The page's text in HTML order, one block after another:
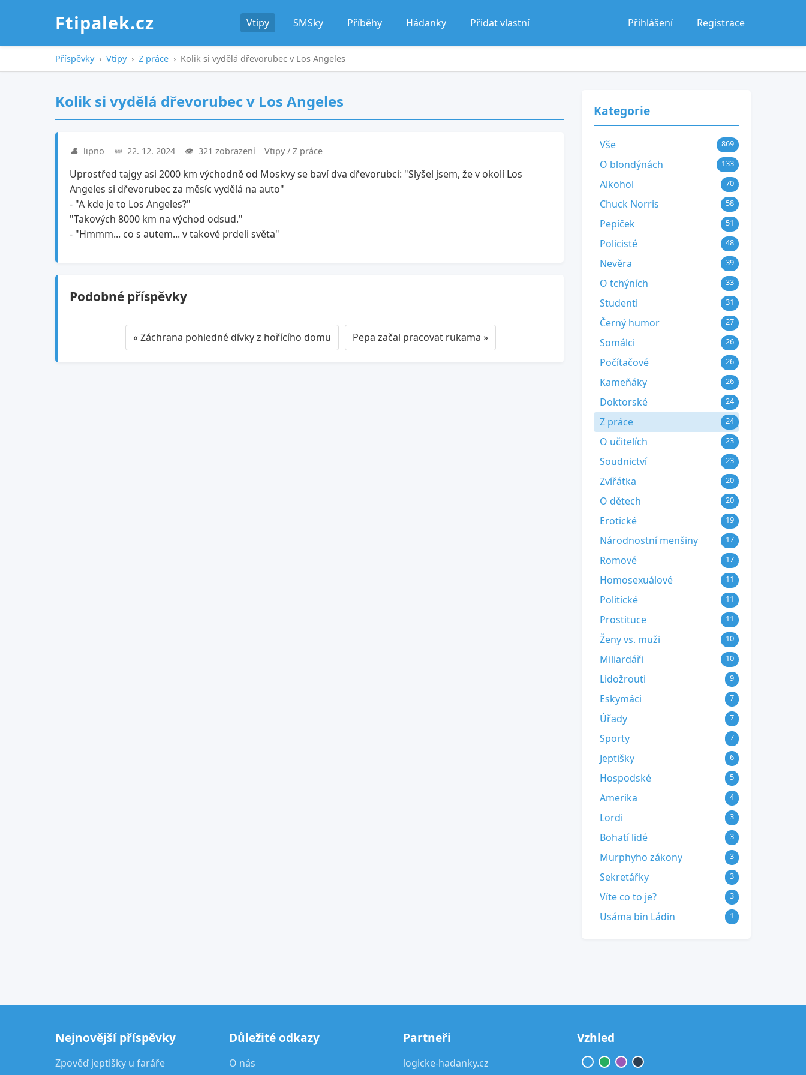
Ftipalek.cz Vtipy SMSky Příběhy Hádanky Přidat vlastní Přihlášení Registrace
Příspěvky › Vtipy › Z práce › Kolik si vydělá dřevorubec v Los Angeles
Kolik si vydělá dřevorubec v Los Angeles
👤 lipno 📅 22. 12. 2024 👁️ 321 zobrazení Vtipy / Z práce
Uprostřed tajgy asi 2000 km východně od Moskvy se baví dva dřevorubci: "Slyšel jsem, že v okolí Los
Angeles si dřevorubec za měsíc vydělá na auto"
- "A kde je to Los Angeles?"
"Takových 8000 km na východ odsud."
- "Hmmm... co s autem... v takové prdeli světa"
Podobné příspěvky
« Záchrana pohledné dívky z hořícího domu Pepa začal pracovat rukama »
Kategorie
Vše 869
O blondýnách 133
Alkohol 70
Chuck Norris 58
Pepíček 51
Policisté 48
Nevěra 39
O tchýních 33
Studenti 31
Černý humor 27
Somálci 26
Počítačové 26
Kameňáky 26
Doktorské 24
Z práce 24
O učitelích 23
Soudnictví 23
Zvířátka 20
O dětech 20
Erotické 19
Národnostní menšiny 17
Romové 17
Homosexuálové 11
Politické 11
Prostituce 11
Ženy vs. muži 10
Miliardáři 10
Lidožrouti 9
Eskymáci 7
Úřady 7
Sporty 7
Jeptišky 6
Hospodské 5
Amerika 4
Lordi 3
Bohatí lidé 3
Murphyho zákony 3
Sekretářky 3
Víte co to je? 3
Usáma bin Ládin 1
Nejnovější příspěvky
Zpověď jeptišky u faráře
Důležité odkazy
O nás
Partneři
logicke-hadanky.cz
Vzhled